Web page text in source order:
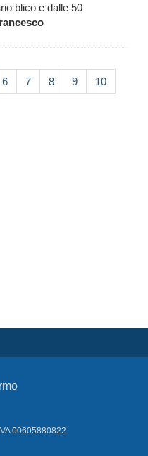
blico e dalle 50
6 7 8 9 10
00605880822